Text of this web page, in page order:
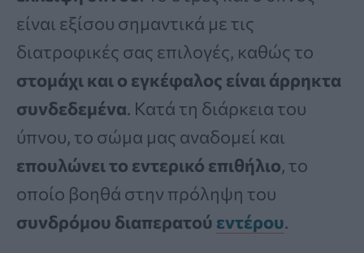
είναι εξίσου σημαντικά με τις
διατροφικές σας επιλογές, καθώς το
στομάχι και ο εγκέφαλος είναι άρρηκτα
συνδεδεμένα. Κατά τη διάρκεια του
ύπνου, το σώμα μας αναδομεί και
επουλώνει το εντερικό επιθήλιο, το
οποίο βοηθά στην πρόληψη του
συνδρόμου διαπερατού εντέρου.